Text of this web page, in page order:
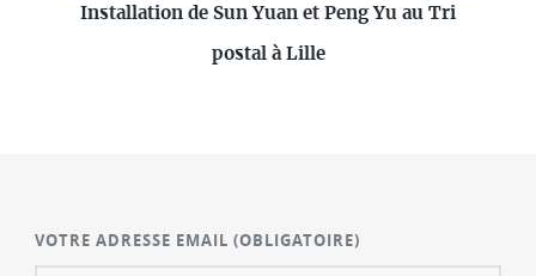
Installation de Sun Yuan et Peng Yu au Tri
postal à Lille
VOTRE ADRESSE EMAIL(OBLIGATOIRE)